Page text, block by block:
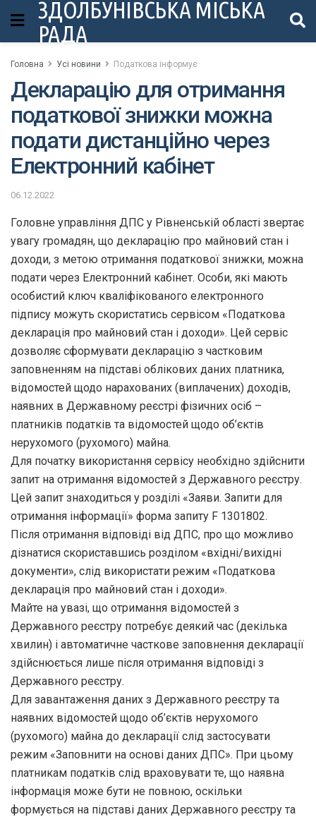
ЗДОЛБУНІВСЬКА МІСЬКА
РАДА
Головна Усі новини Податкова інформує
Декларацію для отримання
податкової знижки можна
подати дистанційно через
Електронний кабінет
06.12.2022
Головне управління ДПС у Рівненській області звертає
увагу громадян, що декларацію про майновий стан і
доходи, з метою отримання податкової знижки, можна
подати через Електронний кабінет. Особи, які мають
особистий ключ кваліфікованого електронного
підпису можуть скористатись сервісом «Податкова
декларація про майновий стан і доходи». Цей сервіс
дозволяє сформувати декларацію з частковим
заповненням на підставі облікових даних платника,
відомостей щодо нарахованих (виплачених) доходів,
наявних в Державному реєстрі фізичних осіб –
платників податків та відомостей щодо об’єктів
нерухомого (рухомого) майна.
Для початку використання сервісу необхідно здійснити
запит на отримання відомостей з Державного реєстру.
Цей запит знаходиться у розділі «Заяви. Запити для
отримання інформації» форма запиту F 1301802.
Після отримання відповіді від ДПС, про що можливо
дізнатися скориставшись розділом «вхідні/вихідні
документи», слід використати режим «Податкова
декларація про майновий стан і доходи».
Майте на увазі, що отримання відомостей з
Державного реєстру потребує деякий час (декілька
хвилин) і автоматичне часткове заповнення декларації
здійснюється лише після отримання відповіді з
Державного реєстру.
Для завантаження даних з Державного реєстру та
наявних відомостей щодо об’єктів нерухомого
(рухомого) майна до декларації слід застосувати
режим «Заповнити на основі даних ДПС». При цьому
платникам податків слід враховувати те, що наявна
інформація може бути не повною, оскільки
формується на підставі даних Державного реєстру та